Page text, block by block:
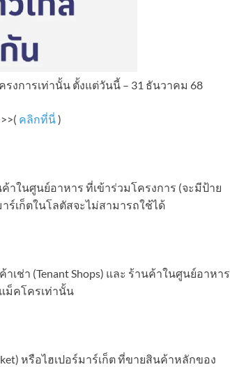
งการเท่านั้น ตั้งแต่วันนี้ – 31 ธันวาคม 68
คลิกที่นี่)
ในศูนย์อาหาร ที่เข้าร่วมโครงการ (จะมีป้าย
เก็ตในโลตัสจะไม่สามารถใช้ได้
ช่า (Tenant Shops) และ ร้านค้าในศูนย์อาหาร
ม็คโครเท่านั้น
หรือไฮเปอร์มาร์เก็ต ที่ขายสินค้าหลักของ